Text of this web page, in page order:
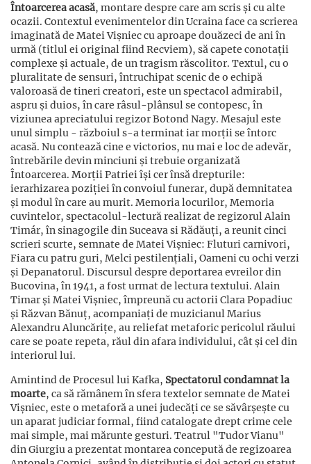
Întoarcerea acasă, montare despre care am scris și cu alte
ocazii. Contextul evenimentelor din Ucraina face ca scrierea
imaginată de Matei Vișniec cu aproape douăzeci de ani în
urmă (titlul ei original fiind Recviem), să capete conotații
complexe și actuale, de un tragism răscolitor. Textul, cu o
pluralitate de sensuri, întruchipat scenic de o echipă
valoroasă de tineri creatori, este un spectacol admirabil,
aspru și duios, în care râsul-plânsul se contopesc, în
viziunea apreciatului regizor Botond Nagy. Mesajul este
unul simplu - războiul s-a terminat iar morții se întorc
acasă. Nu contează cine e victorios, nu mai e loc de adevăr,
întrebările devin minciuni și trebuie organizată
Întoarcerea. Morții Patriei își cer însă drepturile:
ierarhizarea poziției în convoiul funerar, după demnitatea
și modul în care au murit. Memoria locurilor, Memoria
cuvintelor, spectacolul-lectură realizat de regizorul Alain
Timár, în sinagogile din Suceava si Rădăuți, a reunit cinci
scrieri scurte, semnate de Matei Vișniec: Fluturi carnivori,
Fiara cu patru guri, Melci pestilențiali, Oameni cu ochi verzi
și Depanatorul. Discursul despre deportarea evreilor din
Bucovina, în 1941, a fost urmat de lectura textului. Alain
Timar și Matei Vișniec, împreună cu actorii Clara Popadiuc
și Răzvan Bănuț, acompaniați de muzicianul Marius
Alexandru Aluncărițe, au reliefat metaforic pericolul răului
care se poate repeta, răul din afara individului, cât și cel din
interiorul lui.
Amintind de Procesul lui Kafka, Spectatorul condamnat la
moarte, ca să rămânem în sfera textelor semnate de Matei
Vișniec, este o metaforă a unei judecăți ce se săvârșește cu
un aparat judiciar formal, fiind catalogate drept crime cele
mai simple, mai mărunte gesturi. Teatrul "Tudor Vianu"
din Giurgiu a prezentat montarea concepută de regizoarea